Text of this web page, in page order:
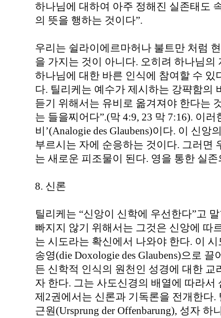
하나님에 대하여 아주 정해진 실존태도
의 뜻을 행하는 것이다”.
우리는 쉴라이에르마허나 불트만 처럼
을 가지는 것이 아니다. 오히려 하나님
하나님에 대한 바른 인식에 참여할 수 있
다. 틸리케는 예수가 제시하는 강퍅함의
듣기 위해서는 유비로 옮겨져야 한다는
는 들을찌어다”.(막 4:9, 23 막 7:16). 이
비’(Analogie des Glaubens)이다. 이 신
부르시는 자에 순응하는 것이다. 그러면
는 새로운 피조물이 된다. 영을 통한 실
8. 신론
틸리케는 “신앙이 신학에 우선한다”고
빠지지 않기 위해서는 그것은 신앙에 따
는 시도라는 확신에서 나와야 한다. 이
송영(die Doxologie des Glaubens)으로
든 신학적 인식의 원천인 성경에 대한
자 한다. 그는 사도신경의 배열에 따라
제2권에서는 신론과 기독론을 전개한다
근원(Ursprung der Offenbarung), 성자 하